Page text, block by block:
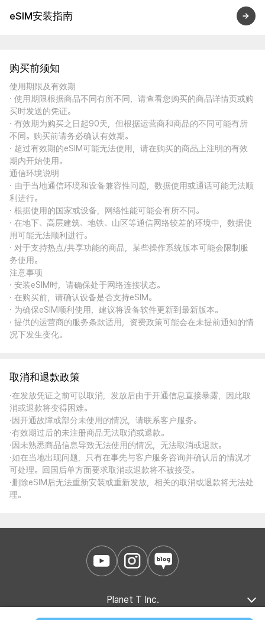
eSIM安装指南
购买前须知
使用期限及有效期
· 使用期限根据商品不同有所不同，请查看您购买的商品详情页或购
买时发送的凭证。
· 有效期为购买之日起90天，但根据运营商和商品的不同可能有所
不同。购买前请务必确认有效期。
· 超过有效期的eSIM可能无法使用，请在购买的商品上注明的有效
期内开始使用。
通信环境说明
· 由于当地通信环境和设备兼容性问题，数据使用或通话可能无法顺
利进行。
· 根据使用的国家或设备，网络性能可能会有所不同。
· 在地下、高层建筑、地铁、山区等通信网络较差的环境中，数据使
用可能无法顺利进行。
· 对于支持热点/共享功能的商品，某些操作系统版本可能会限制服
务使用。
注意事项
· 安装eSIM时，请确保处于网络连接状态。
· 在购买前，请确认设备是否支持eSIM。
· 为确保eSIM顺利使用，建议将设备软件更新到最新版本。
· 提供的运营商的服务条款适用，资费政策可能会在未提前通知的情
况下发生变化。
取消和退款政策
·在发放凭证之前可以取消，发放后由于开通信息直接暴露，因此取
消或退款将变得困难。
·因开通故障或部分未使用的情况，请联系客户服务。
·有效期过后的未注册商品无法取消或退款。
·因未熟悉商品信息导致无法使用的情况，无法取消或退款。
·如在当地出现问题，只有在事先与客户服务咨询并确认后的情况才
可处理。回国后单方面要求取消或退款将不被接受。
·删除eSIM后无法重新安装或重新发放，相关的取消或退款将无法处
理。
Planet T Inc.